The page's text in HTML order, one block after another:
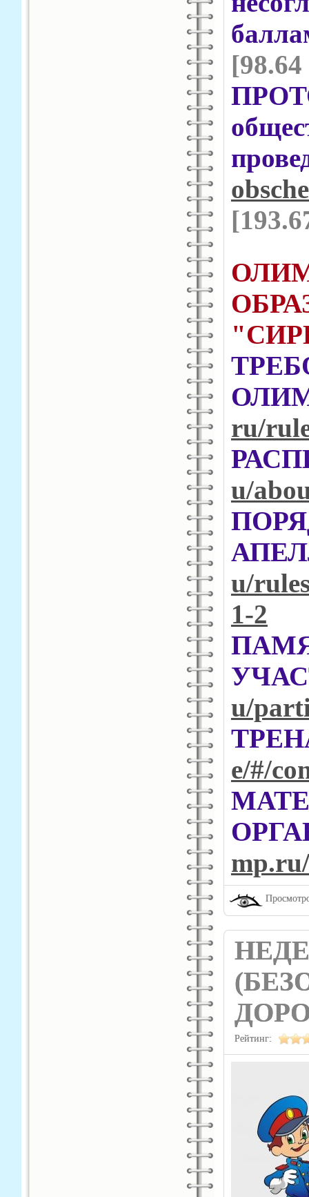
ru/
u/
u/
1-2
u/
e/#/
Рейтинг: